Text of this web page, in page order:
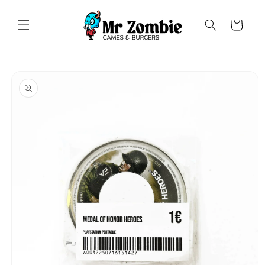
conteúdo
Carrinho
informação
do produto